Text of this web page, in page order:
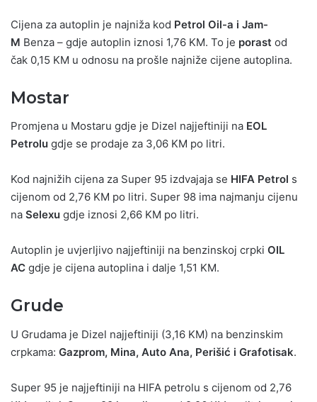
Cijena za autoplin je najniža kod Petrol Oil-a i Jam-
M Benza – gdje autoplin iznosi 1,76 KM. To je porast od
čak 0,15 KM u odnosu na prošle najniže cijene autoplina.
Mostar
Promjena u Mostaru gdje je Dizel najjeftiniji na EOL
Petrolu gdje se prodaje za 3,06 KM po litri.
Kod najnižih cijena za Super 95 izdvajaja se HIFA Petrol s
cijenom od 2,76 KM po litri. Super 98 ima najmanju cijenu
na Selexu gdje iznosi 2,66 KM po litri.
Autoplin je uvjerljivo najjeftiniji na benzinskoj crpki OIL
AC gdje je cijena autoplina i dalje 1,51 KM.
Grude
U Grudama je Dizel najjeftiniji (3,16 KM) na benzinskim
crpkama: Gazprom, Mina, Auto Ana, Perišić i Grafotisak.
Super 95 je najjeftiniji na HIFA petrolu s cijenom od 2,76